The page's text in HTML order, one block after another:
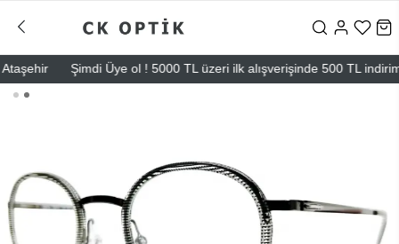
Şimdi Üye ol ! 5000 TL üzeri ilk alışverişinde 500 TL indirim